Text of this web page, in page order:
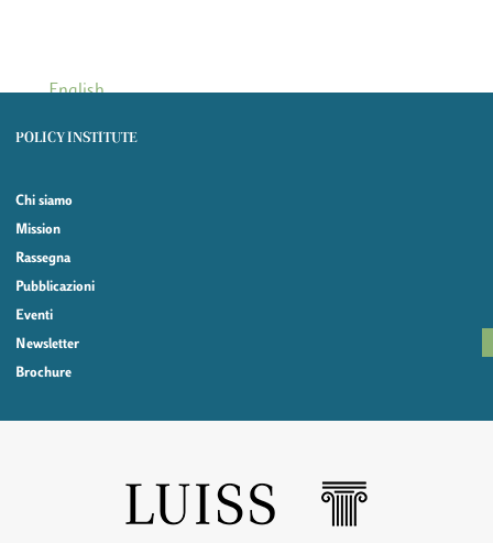
English
POLICY INSTITUTE
Chi siamo
Mission
Rassegna
Pubblicazioni
Eventi
Newsletter
Brochure